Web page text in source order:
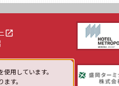
launch
用しています。
す。